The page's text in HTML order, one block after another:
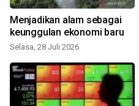
Menjadikan alam sebagai
keunggulan ekonomi baru
Selasa, 28 Juli 2026